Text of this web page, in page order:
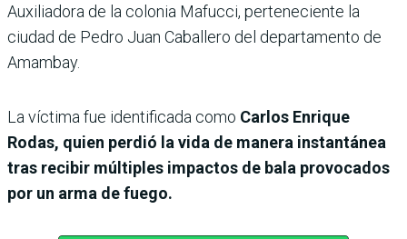
Auxiliadora de la colonia Mafucci, perteneciente la
ciudad de Pedro Juan Caballero del departamento de
Amambay.
La víctima fue identificada como Carlos Enrique
Rodas, quien perdió la vida de manera instantánea
tras recibir múltiples impactos de bala provocados
por un arma de fuego.